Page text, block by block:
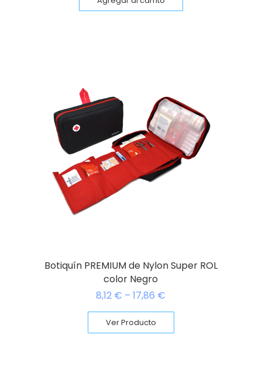
Botiquín PREMIUM de Nylon Super ROL
color Negro
8,12 € –17,86 €
Ver Producto